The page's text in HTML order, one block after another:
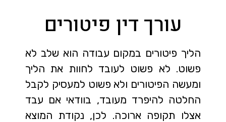
עורך דין פיטורים
הליך פיטורים במקום עבודה הוא שלב לא
פשוט. לא פשוט לעובד לחוות את הליך
ומעשה הפיטורים ולא פשוט למעסיק לקבל
החלטה להיפרד מעובד, בוודאי אם עבד
אצלו תקופה ארוכה. לכן, נקודת המוצא